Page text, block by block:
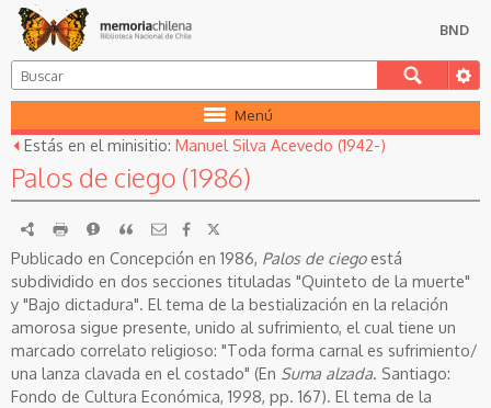
BND
Menú
Estás en el minisitio: Manuel Silva Acevedo (1942-)
Palos de ciego (1986)
RDF imprimirReportarCitar
Publicado en Concepción en 1986, Palos de ciegoestá
subdividido en dos secciones tituladas "Quinteto de la muerte"
y "Bajo dictadura". El tema de la bestialización en la relación
amorosa sigue presente, unido al sufrimiento, el cual tiene un
marcado correlato religioso: "Toda forma carnal es sufrimiento/
una lanza clavada en el costado" (En Suma alzada. Santiago:
Fondo de Cultura Económica, 1998, pp. 167). El tema de la